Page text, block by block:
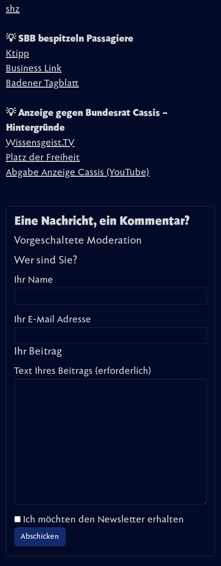
shz
💡 SBB bespitzeln Passagiere
Ktipp
Business Link
Badener Tagblatt
💡 Anzeige gegen Bundesrat Cassis –
Hintergründe
Wissensgeist.TV
Platz der Freiheit
Abgabe Anzeige Cassis (YouTube)
Eine Nachricht, ein Kommentar?
Vorgeschaltete Moderation
Wer sind Sie?
Ihr Name
Ihr E-Mail Adresse
Ihr Beitrag
Text Ihres Beitrags (erforderlich)
Ich möchten den Newsletter erhalten